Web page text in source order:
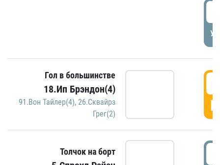
Гол в большинстве
18.Ип Брэндон(4)
91.Вон Тайлер(4), 26.Сквайрз
Грег(2)
Толчок на борт